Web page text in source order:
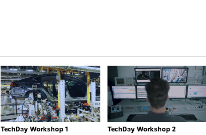
TechDay Workshop 1 TechDay Workshop 2